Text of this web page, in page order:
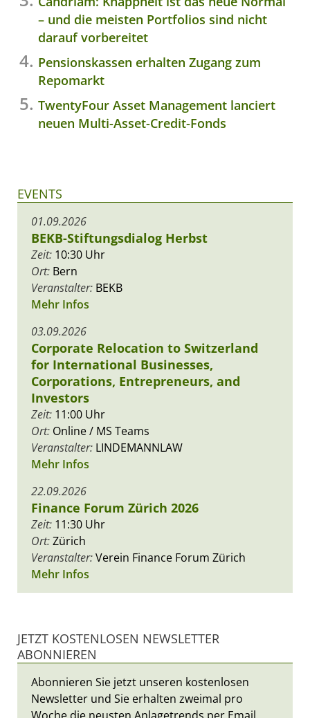
– und die meisten Portfolios sind nicht
darauf vorbereitet
Pensionskassen erhalten Zugang zum
Repomarkt
TwentyFour Asset Management lanciert
neuen Multi-Asset-Credit-Fonds
EVENTS
01.09.2026
BEKB-Stiftungsdialog Herbst
Zeit: 10:30 Uhr
Ort: Bern
Veranstalter: BEKB
Mehr Infos
03.09.2026
Corporate Relocation to Switzerland
for International Businesses,
Corporations, Entrepreneurs, and
Investors
Zeit: 11:00 Uhr
Ort: Online / MS Teams
Veranstalter: LINDEMANNLAW
Mehr Infos
22.09.2026
Finance Forum Zürich 2026
Zeit: 11:30 Uhr
Ort:Zürich
Veranstalter:Verein Finance Forum Zürich
Mehr Infos
JETZT KOSTENLOSEN NEWSLETTER
ABONNIEREN
Abonnieren Sie jetzt unseren kostenlosen
Newsletter und Sie erhalten zweimal pro